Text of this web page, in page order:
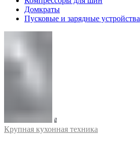
Домкраты
Пусковые и зарядные устройства
Крупная кухонная техника